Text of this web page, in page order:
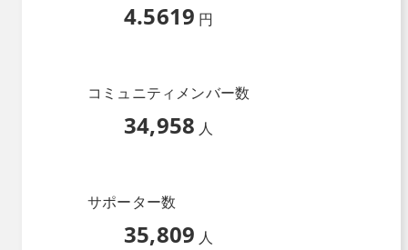
4.5619 円
コミュニティメンバー数
34,958 人
サポーター数
35,809 人